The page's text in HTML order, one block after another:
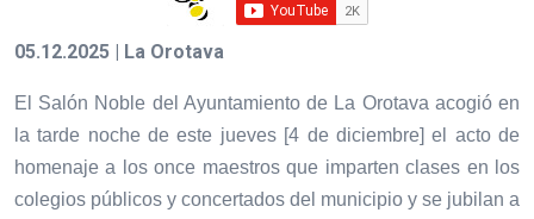
05.12.2025 | La Orotava
El Salón Noble del Ayuntamiento de La Orotava acogió en
la tarde noche de este jueves [4 de diciembre] el acto de
homenaje a los once maestros que imparten clases en los
colegios públicos y concertados del municipio y se jubilan a